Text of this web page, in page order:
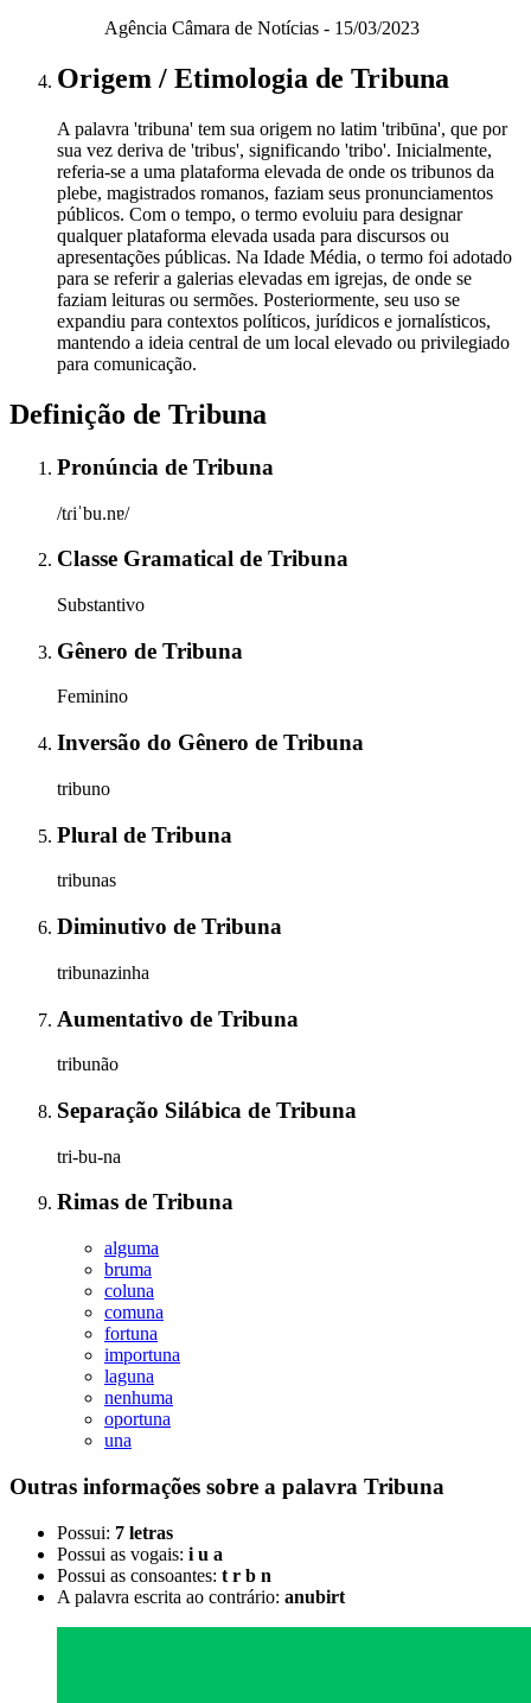
Agência Câmara de Notícias - 15/03/2023
Origem / Etimologia de Tribuna
A palavra 'tribuna' tem sua origem no latim 'tribūna', que por
sua vez deriva de 'tribus', significando 'tribo'. Inicialmente,
referia-se a uma plataforma elevada de onde os tribunos da
plebe, magistrados romanos, faziam seus pronunciamentos
públicos. Com o tempo, o termo evoluiu para designar
qualquer plataforma elevada usada para discursos ou
apresentações públicas. Na Idade Média, o termo foi adotado
para se referir a galerias elevadas em igrejas, de onde se
faziam leituras ou sermões. Posteriormente, seu uso se
expandiu para contextos políticos, jurídicos e jornalísticos,
mantendo a ideia central de um local elevado ou privilegiado
para comunicação.
Definição de Tribuna
Pronúncia de Tribuna
/tɾiˈbu.nɐ/
Classe Gramatical de Tribuna
Substantivo
Gênero de Tribuna
Feminino
Inversão do Gênero de Tribuna
tribuno
Plural de Tribuna
tribunas
Diminutivo de Tribuna
tribunazinha
Aumentativo de Tribuna
tribunão
Separação Silábica de Tribuna
tri-bu-na
Rimas de Tribuna
alguma
bruma
coluna
comuna
fortuna
importuna
laguna
nenhuma
oportuna
una
Outras informações sobre a palavra Tribuna
Possui: 7 letras
Possui as vogais: i u a
Possui as consoantes: t r b n
A palavra escrita ao contrário: anubirt